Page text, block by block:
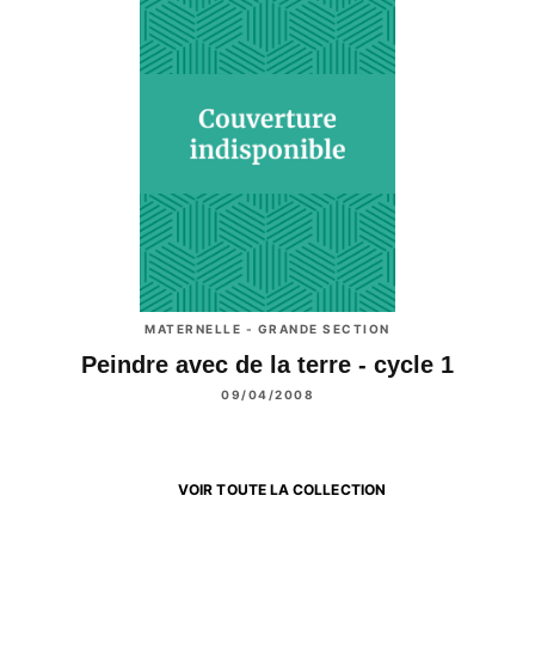
MATERNELLE - GRANDE SECTION
Peindre avec de la terre - cycle 1
09/04/2008
VOIR TOUTE LA COLLECTION